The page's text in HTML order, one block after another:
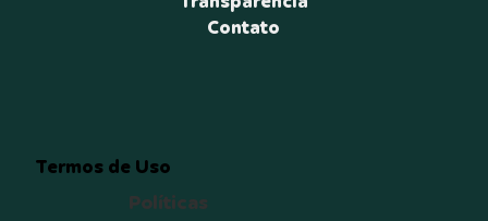
Termos de Uso
Políticas
Contato